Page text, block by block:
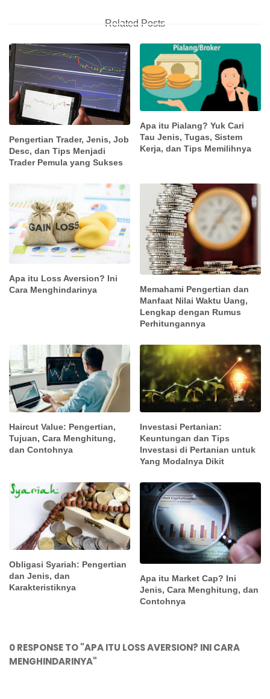
Related Posts
Pengertian Trader, Jenis, Job
Desc, dan Tips Menjadi
Trader Pemula yang Sukses
Apa itu Pialang? Yuk Cari
Tau Jenis, Tugas, Sistem
Kerja, dan Tips Memilihnya
Apa itu Loss Aversion? Ini
Cara Menghindarinya
Memahami Pengertian dan
Manfaat Nilai Waktu Uang,
Lengkap dengan Rumus
Perhitungannya
Haircut Value: Pengertian,
Tujuan, Cara Menghitung,
dan Contohnya
Investasi Pertanian:
Keuntungan dan Tips
Investasi di Pertanian untuk
Yang Modalnya Dikit
Obligasi Syariah: Pengertian
dan Jenis, dan
Karakteristiknya
Apa itu Market Cap? Ini
Jenis, Cara Menghitung, dan
Contohnya
0 RESPONSE TO "APA ITU LOSS AVERSION? INI CARA
MENGHINDARINYA"